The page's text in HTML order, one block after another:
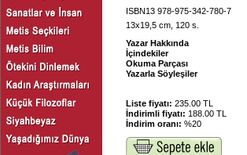
ISBN13 978-975-342-780-7
13x19,5 cm, 120 s.
Yazar Hakkında
İçindekiler
Okuma Parçası
Yazarla Söyleşiler
Liste fiyatı: 235.00 TL
İndirimli fiyatı: 188.00 TL
İndirim oranı: %20